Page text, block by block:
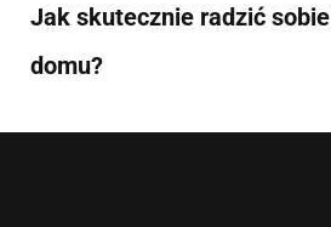
Jak skutecznie radzić
domu?